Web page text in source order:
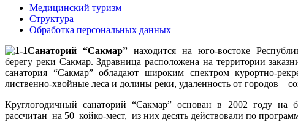
Медицинский туризм
Структура
Обработка персональных данных
Санаторий “Сакмар” находится на юго-востоке
берегу реки Сакмар. Здравница расположена на территории
санатория “Сакмар” обладают широким спектром курортно-
лиственно-хвойные леса и долины реки, удаленность от городов –
Круглогодичный санаторий “Сакмар” основан в 2002 году на
рассчитан на 50 койко-мест, из них десять действовали по